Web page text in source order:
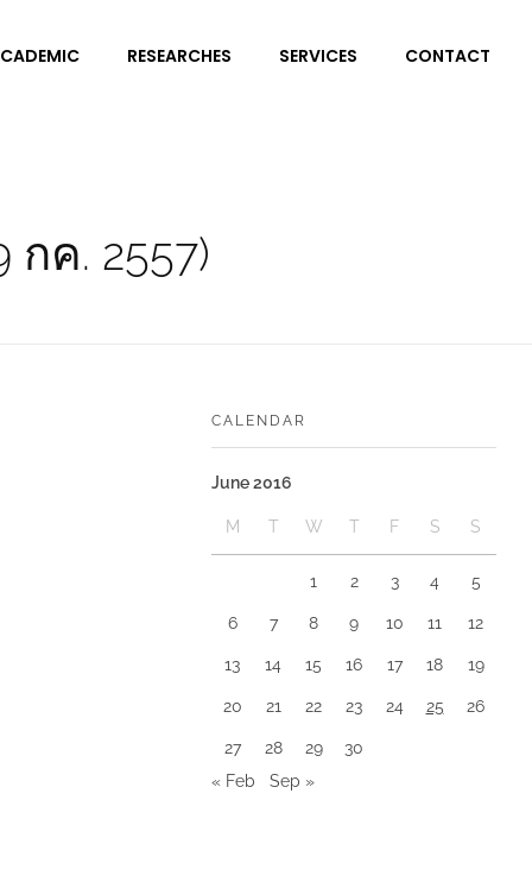
RESEARCHES SERVICES CONTACT
ค. 2557)
CALENDAR
June 2016
M T W T F S S
1 2 3 4 5
6 7 8 9 10 11 12
13 14 15 16 17 18 19
20 21 22 23 24 25 26
27 28 29
30
« Feb
Sep »